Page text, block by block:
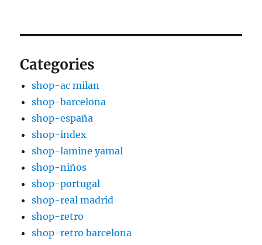
Categories
shop-ac milan
shop-barcelona
shop-españa
shop-index
shop-lamine yamal
shop-niños
shop-portugal
shop-real madrid
shop-retro
shop-retro barcelona